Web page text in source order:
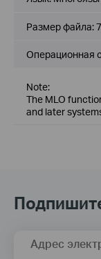
Размер файла:
Операционная
Note:
The MLO
and later
Адрес